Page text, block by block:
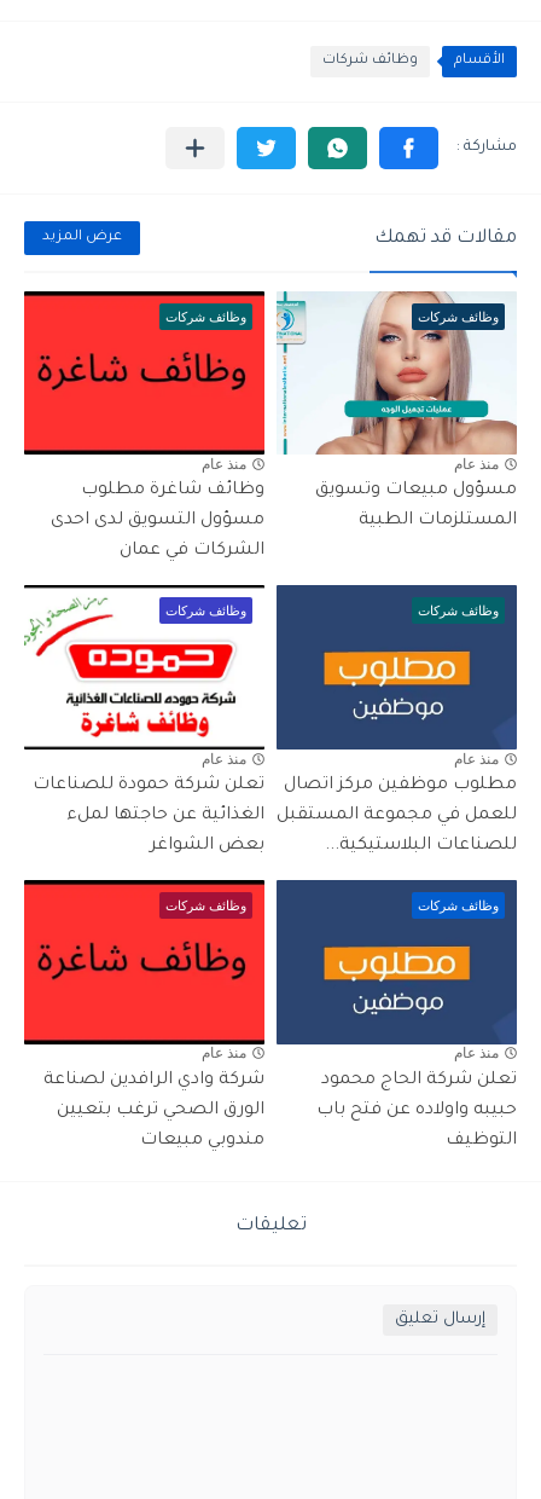
الأقسام وظائف شركات
مقالات قد تهمك عرض المزيد
وظائف شركات
منذ عام
مسؤول مبيعات وتسويق
المستلزمات الطبية
وظائف شركات
منذ عام
وظائف شاغرة مطلوب
مسؤول التسويق لدى احدى
الشركات في عمان
وظائف شركات
منذ عام
مطلوب موظفين مركز اتصال
للعمل في مجموعة المستقبل
للصناعات البلاستيكية...
وظائف شركات
منذ عام
تعلن شركة حمودة للصناعات
الغذائية عن حاجتها لملء
بعض الشواغر
وظائف شركات
منذ عام
تعلن شركة الحاج محمود
حبيبه واولاده عن فتح باب
التوظيف
وظائف شركات
منذ عام
شركة وادي الرافدين لصناعة
الورق الصحي ترغب بتعيين
مندوبي مبيعات
تعليقات
إرسال تعليق